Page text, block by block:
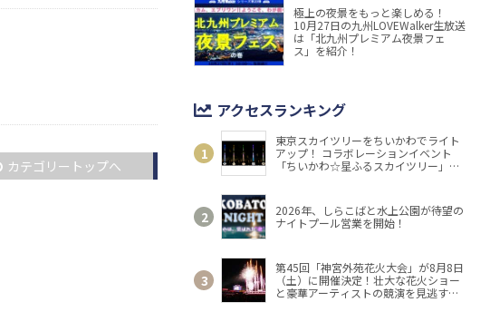
カテゴリートップへ
極上の夜景をもっと楽しめる！
10月27日の九州LOVEWalker生放送
は「北九州プレミアム夜景フェ
ス」を紹介！
アクセスランキング
東京スカイツリーをちいかわでライト
アップ！ コラボレーションイベント
「ちいかわ☆星ふるスカイツリー」開
2026年、しらこばと水上公園が待望の
ナイトプール営業を開始！
第45回「神宮外苑花火大会」が8月8日
（土）に開催決定！壮大な花火ショー
と豪華アーティストの競演を見逃す